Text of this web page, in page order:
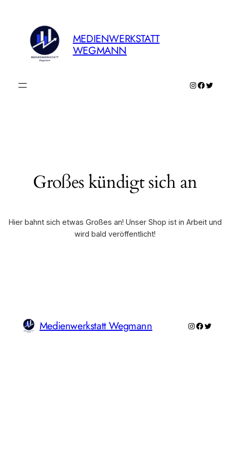
MEDIENWERKSTATT
WEGMANN
Instagram
Großes kündigt sich an
Hier bahnt sich etwas Großes an! Unser Shop ist in Arbeit und
wird bald veröffentlicht!
Medienwerkstatt Wegmann Instagram